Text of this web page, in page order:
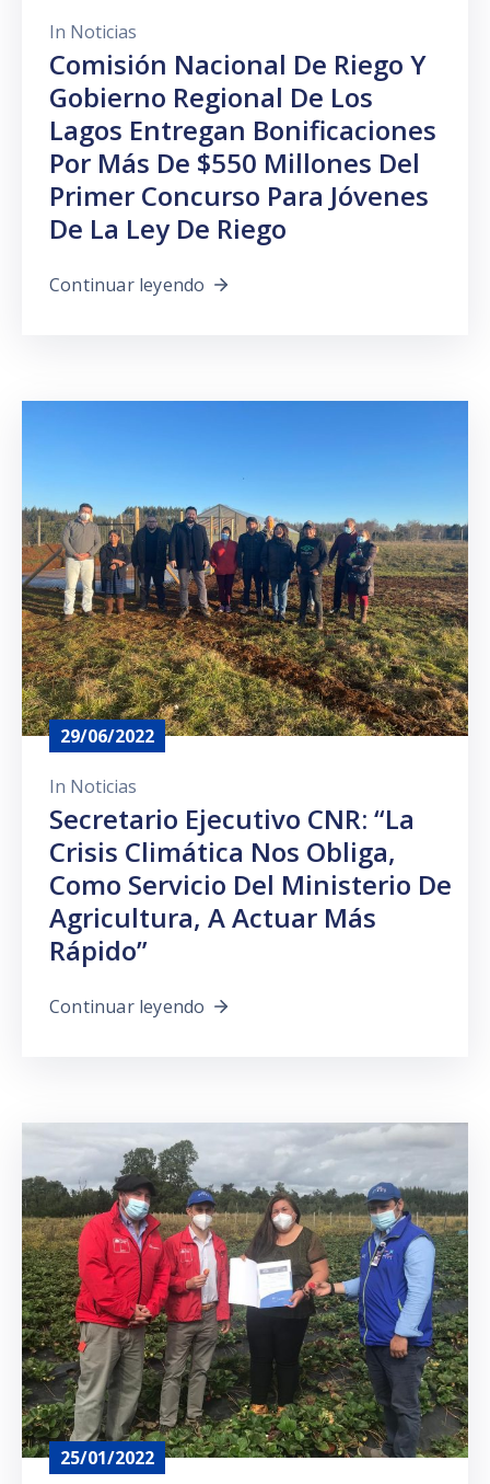
In Noticias
Comisión Nacional De Riego Y
Gobierno Regional De Los
Lagos Entregan Bonificaciones
Por Más De $550 Millones Del
Primer Concurso Para Jóvenes
De La Ley De Riego
Continuar leyendo
29/06/2022
In Noticias
Secretario Ejecutivo CNR: “La
Crisis Climática Nos Obliga,
Como Servicio Del Ministerio De
Agricultura, A Actuar Más
Rápido”
Continuar leyendo
25/01/2022